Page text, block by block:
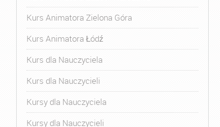
Kurs Animatora Zielona Góra
Kurs Animatora Łódź
Kurs dla Nauczyciela
Kurs dla Nauczycieli
Kursy dla Nauczyciela
Kursy dla Nauczycieli